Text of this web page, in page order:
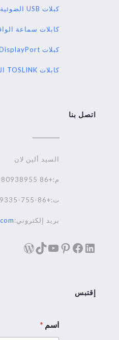
كبلات USB الضوئية
كابلات سماعة
كبلات AOC DisplayPort
كابلات TOSLINK الضوئية
اتصل بنا
السيد ألين لان
م:+86 18980938955
ت:+86-755-27209335
بريد إلكتروني:
لينكد إنفيسبوك
بينترست
يوتيوب
تيك توك
إقتبس
إ
اسم *